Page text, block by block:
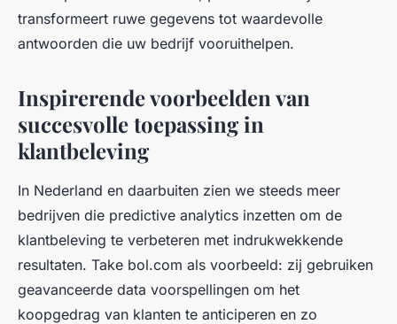
transformeert ruwe gegevens tot waardevolle
antwoorden die uw bedrijf vooruithelpen.
Inspirerende voorbeelden van
succesvolle toepassing in
klantbeleving
In Nederland en daarbuiten zien we steeds meer
bedrijven die predictive analytics inzetten om de
klantbeleving te verbeteren met indrukwekkende
resultaten. Take bol.com als voorbeeld: zij gebruiken
geavanceerde data voorspellingen om het
koopgedrag van klanten te anticiperen en zo